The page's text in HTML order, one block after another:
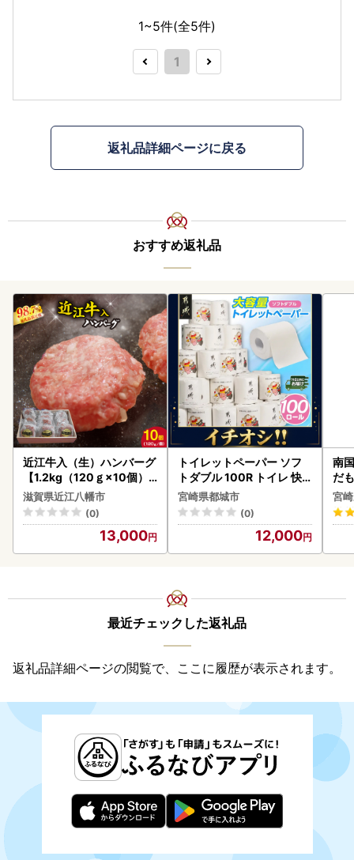
1~5件(全5件)
1
返礼品詳細ページに戻る
おすすめ返礼品
近江牛入（生）ハンバーグ
【1.2kg（120ｇ×10個）
】【AG09W】
滋賀県近江八幡市
(0)
13,000
トイレットペーパー ソフ
トダブル 100R トイレ 快
速〔12-I5-TP100-R〕
宮崎県都城市
(0)
12,000
南
だ
ス
宮
最近チェックした返礼品
返礼品詳細ページの閲覧で、ここに履歴が表示されます。